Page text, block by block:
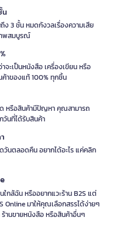
น
3 ชั้น หมดกังวลเรื่องความเสีย
พสมบูรณ์
จะเป็นหนังสือ เครื่องเขียน หรือ
าของแท้ 100% ทุกชิ้น
ด หรือสินค้ามีปัญหา คุณสามารถ
วันที่ได้รับสินค้า
นตลอดคืน อยากได้อะไร แค่คลิก
กล้ฉัน หรืออยากแวะร้าน B2S แต่
Online มาให้คุณเลือกสรรได้ง่ายๆ
านขายหนังสือ หรือสินค้าอื่นๆ